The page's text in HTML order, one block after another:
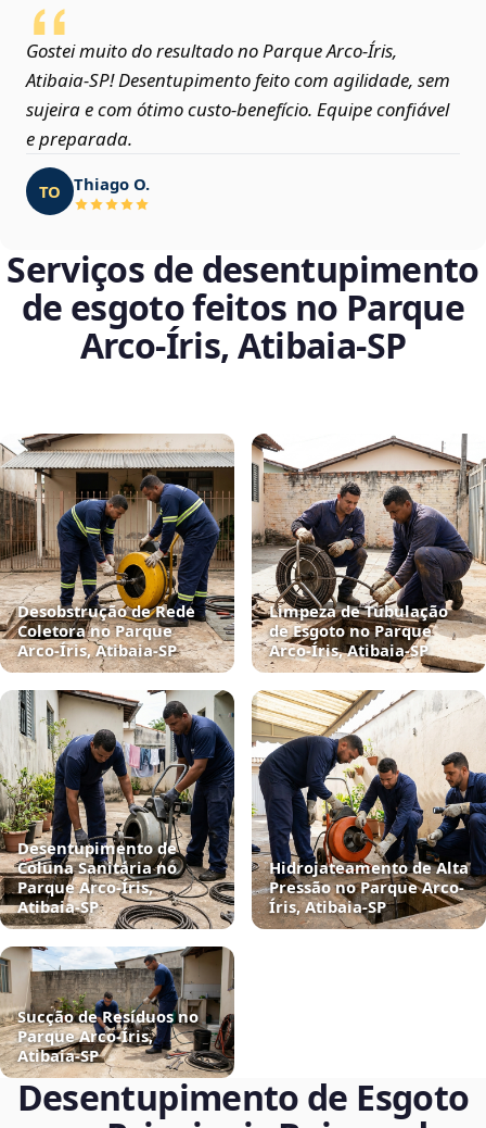
Gostei muito do resultado no Parque Arco-Íris,
Atibaia‑SP! Desentupimento feito com agilidade, sem
sujeira e com ótimo custo-benefício. Equipe confiável
e preparada.
TO Thiago O.
Serviços de desentupimento
de esgoto feitos no Parque
Arco-Íris, Atibaia‑SP
Desobstrução de Rede
Coletora no Parque
Arco-Íris, Atibaia‑SP
Limpeza de Tubulação
de Esgoto no Parque
Arco-Íris, Atibaia‑SP
Desentupimento de
Coluna Sanitária no
Parque Arco-Íris,
Atibaia‑SP
Hidrojateamento de Alta
Pressão no Parque Arco-
Íris, Atibaia‑SP
Sucção de Resíduos no
Parque Arco-Íris,
Atibaia‑SP
Desentupimento de Esgoto